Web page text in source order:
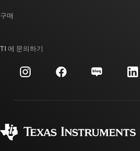
투자 관계
제조
대체품 검색
고객 지원 센터
myTI 계정 FAQ
구매
주문 FAQ
TI 에 문의하기